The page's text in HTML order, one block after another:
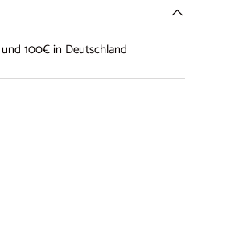
100€ in Deutschland